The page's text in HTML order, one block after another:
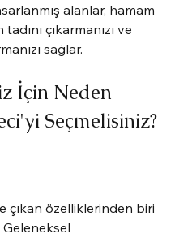
alanlar, hamam
çıkarmanızı ve
sağlar.
İçin Neden
Seçmelisiniz?
çıkan özelliklerinden biri
Geleneksel